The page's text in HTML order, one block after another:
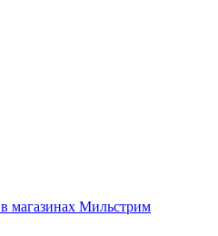
магазинах Мильстрим